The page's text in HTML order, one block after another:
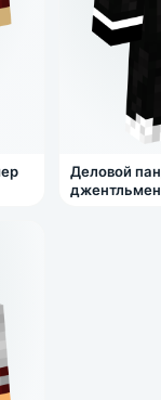
Деловой
джентльмен